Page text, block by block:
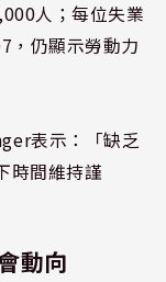
人；每位失業
，仍顯示勞動力
表示：「缺乏
時間維持謹
動向